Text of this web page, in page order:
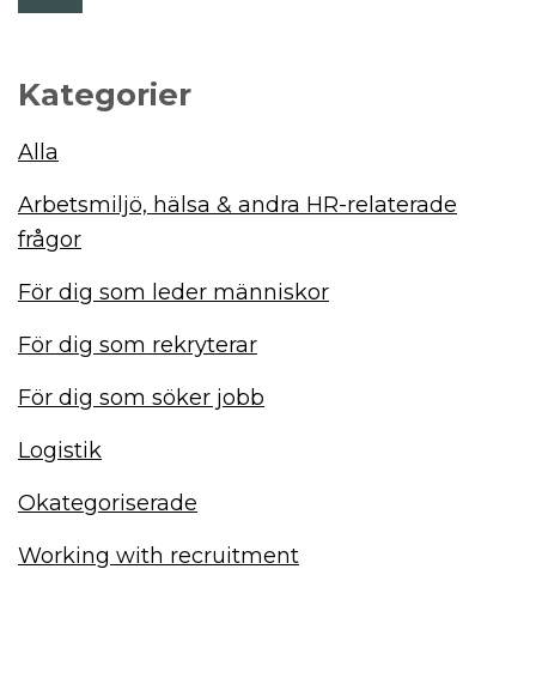
Kategorier
Alla
Arbetsmiljö, hälsa & andra HR-relaterade
frågor
För dig som leder människor
För dig som rekryterar
För dig som söker jobb
Logistik
Okategoriserade
Working with recruitment